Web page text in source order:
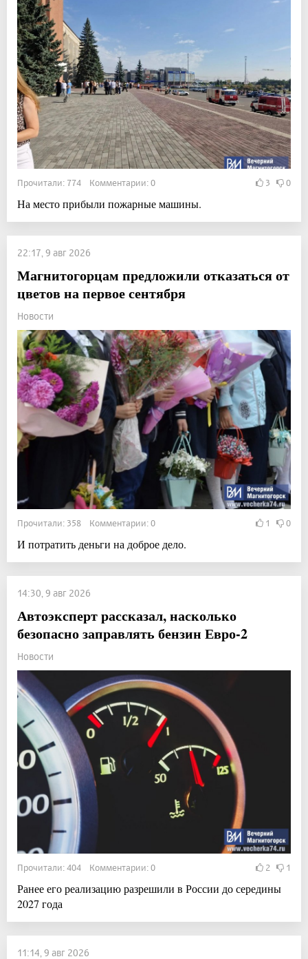
Прочитали: 774 Комментарии: 0 3 0
На место прибыли пожарные машины.
22:17, 9 авг 2026
Магнитогорцам предложили отказаться от
цветов на первое сентября
Новости
Прочитали: 358 Комментарии: 0 1 0
И потратить деньги на доброе дело.
14:30, 9 авг 2026
Автоэксперт рассказал, насколько
безопасно заправлять бензин Евро-2
Новости
Прочитали: 404 Комментарии: 0 2 1
Ранее его реализацию разрешили в России до середины
2027 года
11:14, 9 авг 2026